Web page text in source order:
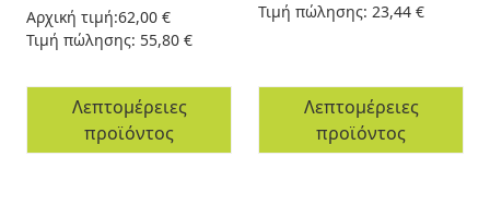
Αρχική τιμή:62,00 €
Τιμή πώλησης: 55,80 €
Λεπτομέρειες
προϊόντος
Τιμή πώλησης: 23,44 €
Λεπτομέρειες
προϊόντος